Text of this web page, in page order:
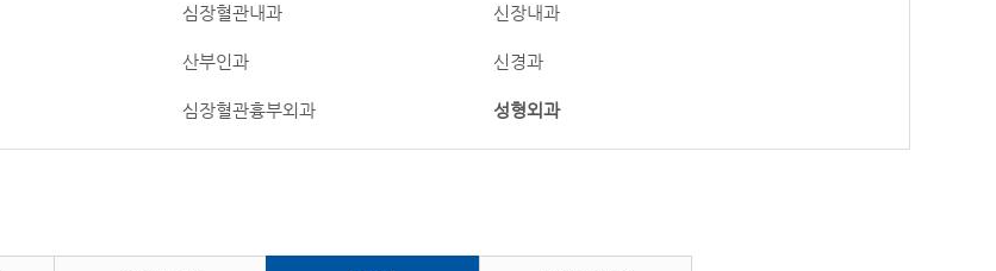
심장혈관내과 신장내과
산부인과 신경과
심장혈관흉부외과 성형외과